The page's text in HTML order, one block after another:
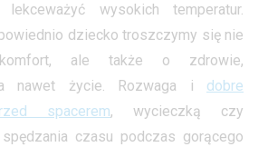
wysokich temperatur.
dziecko troszczymy się nie
ale także o zdrowie,
nawet życie. Rozwaga i dobre
spacerem, wycieczką czy
czasu podczas gorącego